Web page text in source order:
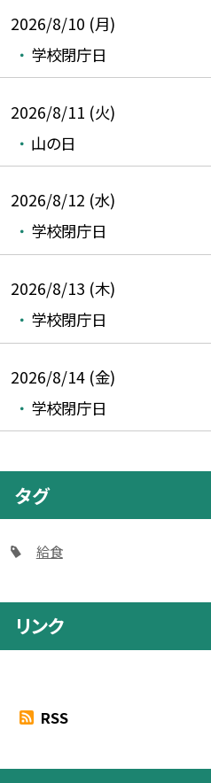
2026/8/10 (月)
学校閉庁日
2026/8/11 (火)
山の日
2026/8/12 (水)
学校閉庁日
2026/8/13 (木)
学校閉庁日
2026/8/14 (金)
学校閉庁日
タグ
給食
リンク
RSS